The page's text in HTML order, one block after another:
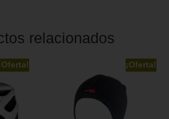
relacionados
¡Oferta!